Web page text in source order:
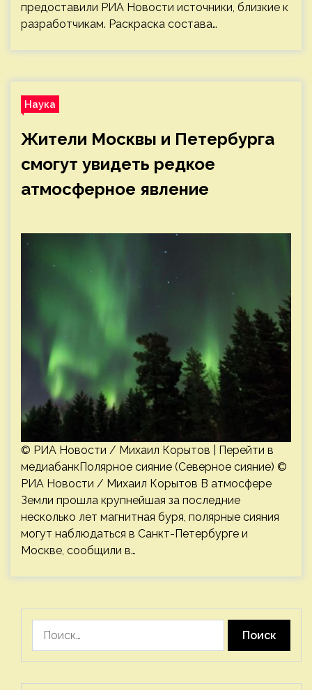
предоставили РИА Новости источники, близкие к
разработчикам. Раскраска состава…
Наука
Жители Москвы и Петербурга
смогут увидеть редкое
атмосферное явление
© РИА Новости / Михаил Корытов | Перейти в
медиабанкПолярное сияние (Северное сияние) ©
РИА Новости / Михаил Корытов В атмосфере
Земли прошла крупнейшая за последние
несколько лет магнитная буря, полярные сияния
могут наблюдаться в Санкт-Петербурге и
Москве, сообщили в…